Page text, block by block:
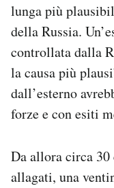
lunga più
della Russia.
controllata dalla
la causa più
dall’esterno
forze e con esiti
Da allora circa
allagati, una